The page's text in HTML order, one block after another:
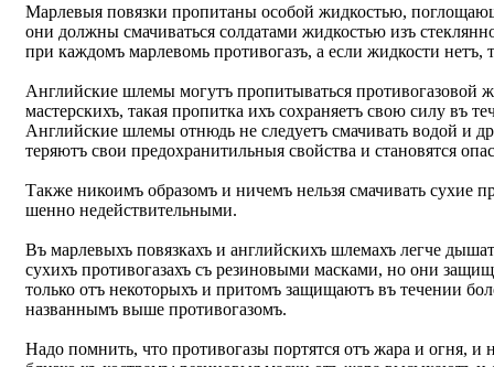
Марлевыя повязки пропитаны особой жидкостью,
они должны смачиваться солдатами жидкостью изъ
при каждомъ марлевомь противогазъ, а если жидкости нетъ,
Английские шлемы могутъ пропитываться противогазовой
мастерскихъ, такая пропитка ихъ сохраняетъ свою силу въ
Английские шлемы отнюдь не следуетъ смачивать водой и
теряютъ свои предохранитильныя свойства и становятся
Также никоимъ образомъ и ничемъ нельзя смачивать сухие
шенно недействительными.
Въ марлевыхъ повязкахъ и английскихъ шлемахъ легче
сухихъ противогазахъ съ резиновыми масками, но они
только отъ некоторыхъ и притомъ защищаютъ въ течении
названнымъ выше противогазомъ.
Надо помнить, что противогазы портятся отъ жара и огня,